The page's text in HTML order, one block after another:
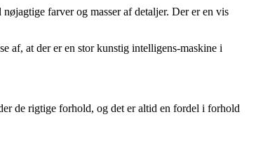
farver og masser af detaljer. Der er en vis
af, at der er en stor kunstig intelligens-maskine i
de rigtige forhold, og det er altid en fordel i forhold